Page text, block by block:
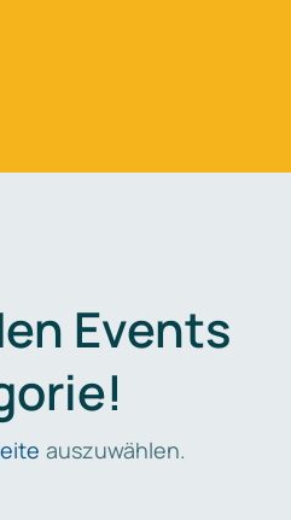
Events
auszuwählen.